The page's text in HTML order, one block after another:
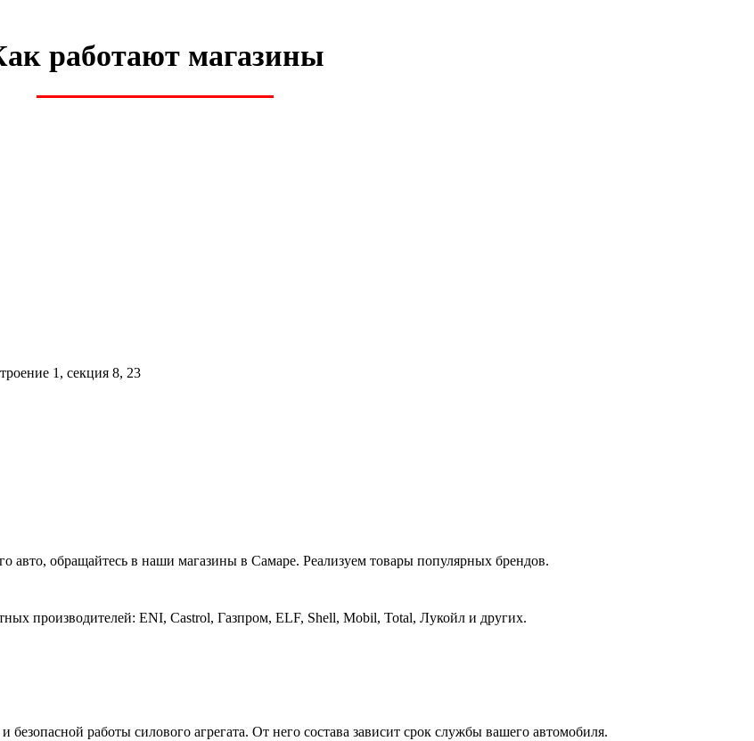
работают магазины
1, секция 8, 23
авто, обращайтесь в наши магазины в Самаре. Реализуем товары популярных брендов.
производителей: ENI, Castrol, Газпром, ELF, Shell, Mobil, Total, Лукойл и других.
работы силового агрегата. От него состава зависит срок службы вашего автомобиля.